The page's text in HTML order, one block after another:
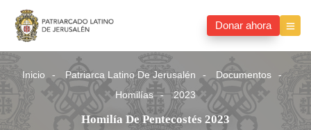
Donar ahora
Inicio Patriarca Latino De Jerusalén
Documentos
Homilías
2023
Homilía De Pentecostés 2023